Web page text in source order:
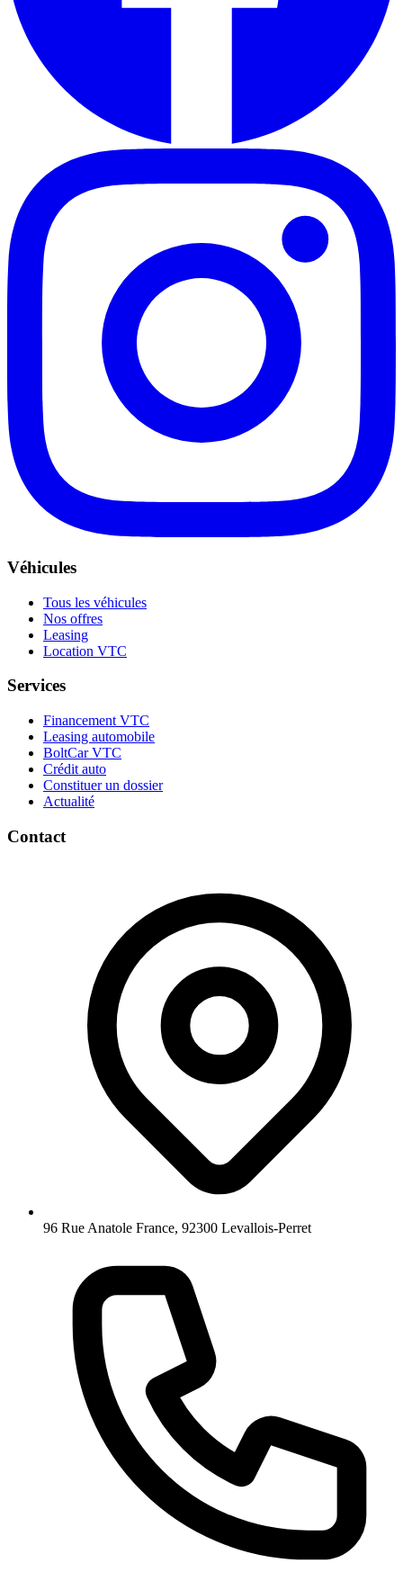
Véhicules
Tous les véhicules
Nos offres
Leasing
Location VTC
Services
Financement VTC
Leasing automobile
BoltCar VTC
Crédit auto
Constituer un dossier
Actualité
Contact
96 Rue Anatole France, 92300 Levallois-Perret